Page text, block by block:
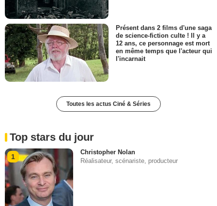
Présent dans 2 films d'une saga
de science-fiction culte ! Il y a
12 ans, ce personnage est mort
en même temps que l'acteur qui
l'incarnait
Toutes les actus Ciné & Séries
Top stars du jour
1
Christopher Nolan
Réalisateur, scénariste, producteur